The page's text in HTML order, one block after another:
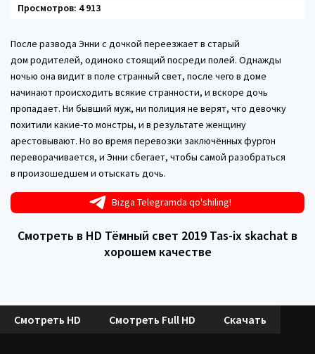
Просмотров: 4 913
После развода Энни с дочкой переезжает в старый
дом родителей, одиноко стоящий посреди полей. Однажды
ночью она видит в поле странный свет, после чего в доме
начинают происходить всякие странности, и вскоре дочь
пропадает. Ни бывший муж, ни полиция не верят, что девочку
похитили какие-то монстры, и в результате женщину
арестовывают. Но во время перевозки заключённых фургон
переворачивается, и Энни сбегает, чтобы самой разобраться
в произошедшем и отыскать дочь.
Bizga Telegramda qo'shiling!
Смотреть в HD Тёмный свет 2019 Tas-ix skachat в
хорошем качестве
Смотреть HD Смотреть Full HD Скачать